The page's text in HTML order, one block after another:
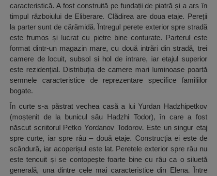
caracteristică. A fost construită pe fundații de piatră și a ars în
timpul războiului de Eliberare. Clădirea are doua etaje. Pereții
la parter sunt de cărămidă. Întregul perete exterior spre stradă
este frumos și lucrat cu pietre bine conturate. Parterul este
format dintr-un magazin mare, cu două intrări din stradă, trei
camere de locuit, subsol si hol de intrare, iar etajul superior
este rezidențial. Distribuția de camere mari luminoase poartă
semnele caracteristice de reprezentare specifice familiilor
bogate.
În curte s-a păstrat vechea casă a lui Yurdan Hadzhipetkov
(moștenit de la bunicul său Hadzhi Todor), în care a fost
născut scriitorul Petko Yordanov Todorov. Este un singur etaj
spre curte, iar spre râu – două etaje. Construcția ei este de
scândură, iar acoperișul este lat. Peretele exterior spre râu nu
este tencuit și se contopește foarte bine cu râu ca o siluetă
generală, una dintre cele mai caracteristice din Elena. Între